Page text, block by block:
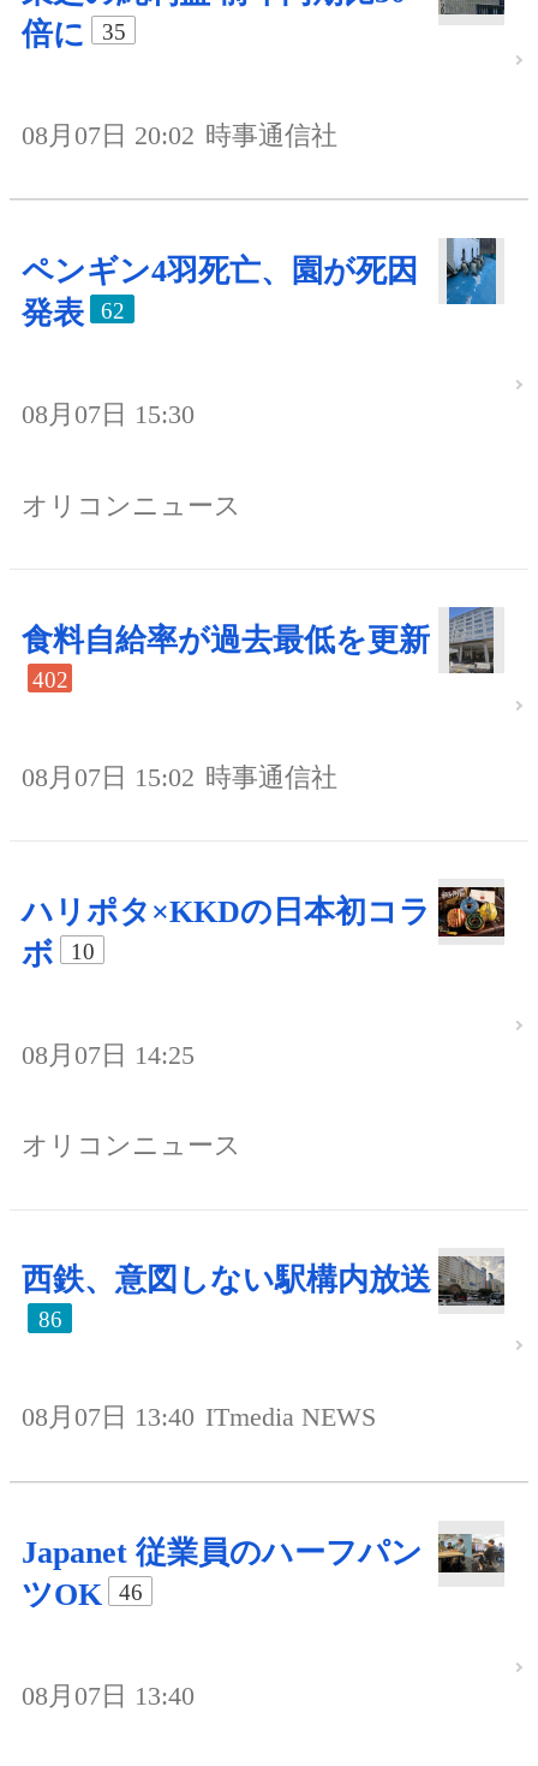
倍に
35
08月07日 20:02 時事通信社
ペンギン4羽死亡、園が死因
発表
62
08月07日 15:30
オリコンニュース
食料自給率が過去最低を更新
402
08月07日 15:02 時事通信社
ハリポタ×KKDの日本初コラ
ボ
10
08月07日 14:25
オリコンニュース
西鉄、意図しない駅構内放送
86
08月07日 13:40 ITmedia NEWS
Japanet 従業員のハーフパン
ツOK
46
08月07日 13:40